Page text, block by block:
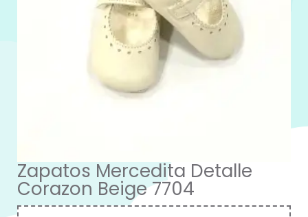
Zapatos Mercedita Detalle
Corazon Beige 7704